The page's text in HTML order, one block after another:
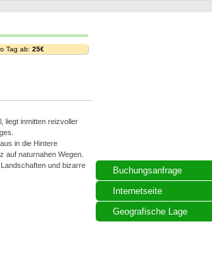
Buchungsanfrage
Internetseite
Geografische Lage
Tag ab: 25€
liegt inmitten reizvoller
in die Hintere
auf naturnahen Wegen.
und bizarre